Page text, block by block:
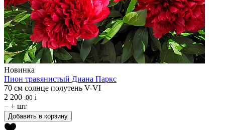
Новинка
Пион травянистый Диана Паркс
70 см солнце полутень V-VI
2 200 .00 i
− + шт
Добавить в корзину